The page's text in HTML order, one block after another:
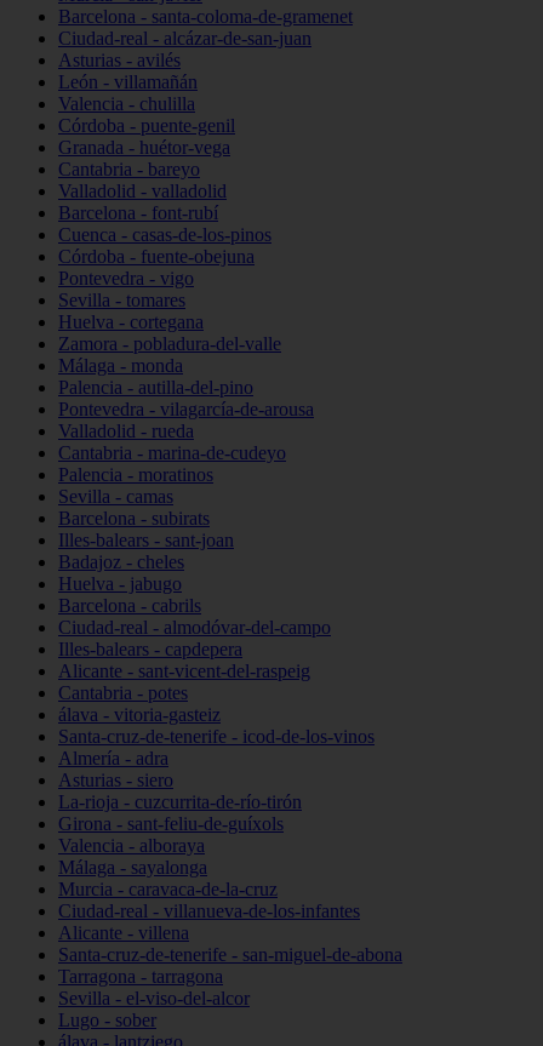
Barcelona - santa-coloma-de-gramenet
Ciudad-real - alcázar-de-san-juan
Asturias - avilés
León - villamañán
Valencia - chulilla
Córdoba - puente-genil
Granada - huétor-vega
Cantabria - bareyo
Valladolid - valladolid
Barcelona - font-rubí
Cuenca - casas-de-los-pinos
Córdoba - fuente-obejuna
Pontevedra - vigo
Sevilla - tomares
Huelva - cortegana
Zamora - pobladura-del-valle
Málaga - monda
Palencia - autilla-del-pino
Pontevedra - vilagarcía-de-arousa
Valladolid - rueda
Cantabria - marina-de-cudeyo
Palencia - moratinos
Sevilla - camas
Barcelona - subirats
Illes-balears - sant-joan
Badajoz - cheles
Huelva - jabugo
Barcelona - cabrils
Ciudad-real - almodóvar-del-campo
Illes-balears - capdepera
Alicante - sant-vicent-del-raspeig
Cantabria - potes
álava - vitoria-gasteiz
Santa-cruz-de-tenerife - icod-de-los-vinos
Almería - adra
Asturias - siero
La-rioja - cuzcurrita-de-río-tirón
Girona - sant-feliu-de-guíxols
Valencia - alboraya
Málaga - sayalonga
Murcia - caravaca-de-la-cruz
Ciudad-real - villanueva-de-los-infantes
Alicante - villena
Santa-cruz-de-tenerife - san-miguel-de-abona
Tarragona - tarragona
Sevilla - el-viso-del-alcor
Lugo - sober
álava - lantziego